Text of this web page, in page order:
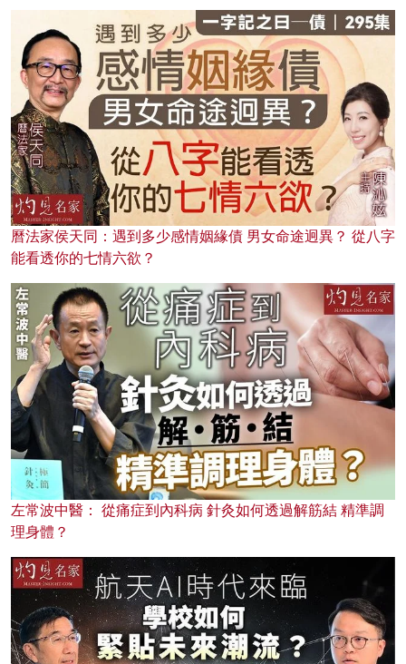
曆法家侯天同：遇到多少感情姻緣債 男女命途迥異？ 從八字
能看透你的七情六欲？
左常波中醫： 從痛症到內科病 針灸如何透過解筋結 精準調
理身體？